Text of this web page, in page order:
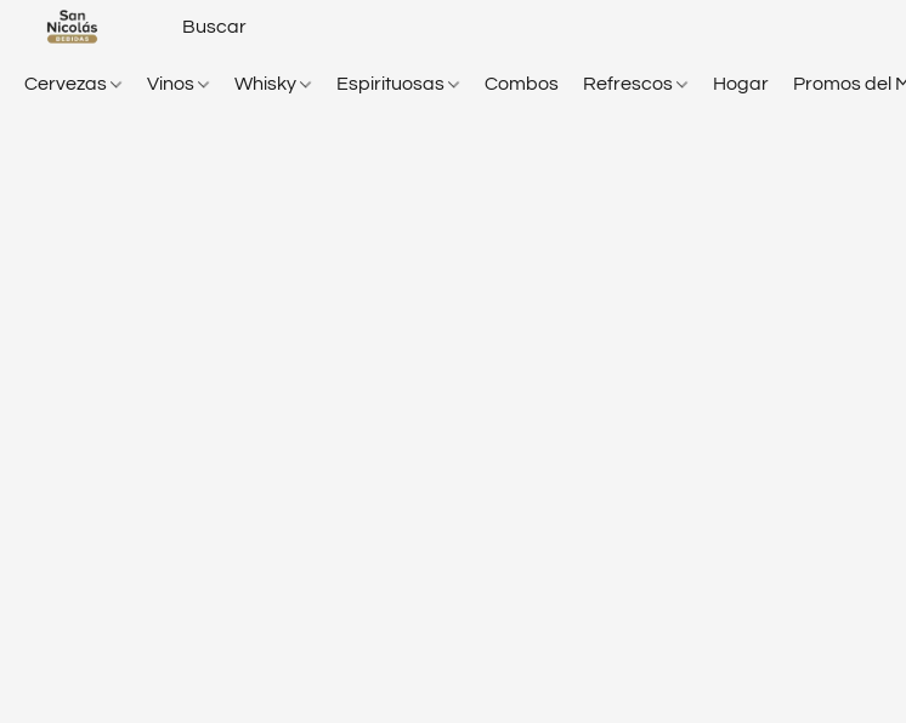
Cervezas Vinos Whisky Espirituosas Combos Refrescos Hogar Promos del